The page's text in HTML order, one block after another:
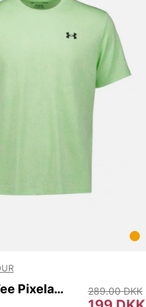
Ua Tech Tee Pixelate 289.00 DKK